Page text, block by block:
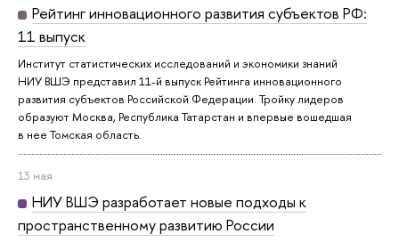
Рейтинг инновационного развития субъектов РФ:
11 выпуск
Институт статистических исследований и экономики знаний
НИУ ВШЭ представил 11-й выпуск Рейтинга инновационного
развития субъектов Российской Федерации. Тройку лидеров
образуют Москва, Республика Татарстан и впервые вошедшая
в нее Томская область.
13 мая
НИУ ВШЭ разработает новые подходы к
пространственному развитию России